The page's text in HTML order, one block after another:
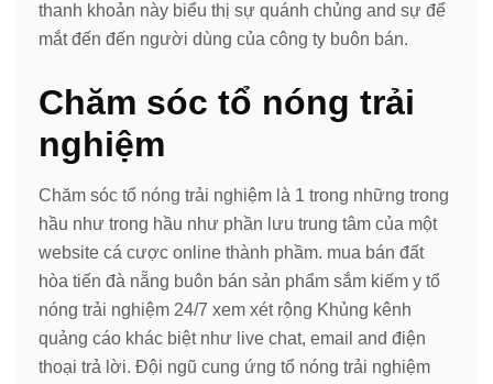
thanh khoản này biểu thị sự quánh chủng and sự để
mắt đến đến người dùng của công ty buôn bán.
Chăm sóc tổ nóng trải
nghiệm
Chăm sóc tổ nóng trải nghiệm là 1 trong những trong
hầu như trong hầu như phần lưu trung tâm của một
website cá cược online thành phầm. mua bán đất
hòa tiến đà nẵng buôn bán sản phẩm sắm kiếm y tổ
nóng trải nghiệm 24/7 xem xét rộng Khủng kênh
quảng cáo khác biệt như live chat, email and điện
thoại trả lời. Đội ngũ cung ứng tổ nóng trải nghiệm